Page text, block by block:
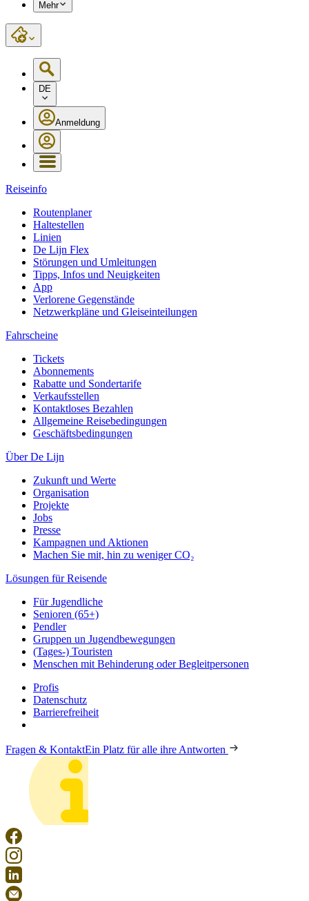
Mehr
DE
Anmeldung
Reiseinfo
Routenplaner
Haltestellen
Linien
De Lijn Flex
Störungen und Umleitungen
Tipps, Infos und Neuigkeiten
App
Verlorene Gegenstände
Netzwerkpläne und Gleiseinteilungen
Fahrscheine
Tickets
Abonnements
Rabatte und Sondertarife
Verkaufsstellen
Kontaktloses Bezahlen
Allgemeine Reisebedingungen
Geschäftsbedingungen
Über De Lijn
Zukunft und Werte
Organisation
Projekte
Jobs
Presse
Kampagnen und Aktionen
Machen Sie mit, hin zu weniger CO₂
Lösungen für Reisende
Für Jugendliche
Senioren (65+)
Pendler
Gruppen un Jugendbewegungen
(Tages-) Touristen
Menschen mit Behinderung oder Begleitpersonen
Profis
Datenschutz
Barrierefreiheit
Fragen & KontaktEin Platz für alle ihre Antworten